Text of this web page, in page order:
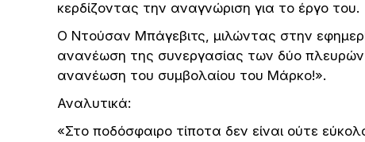
κερδίζοντας την αναγνώριση για το έργο του.
Ο Ντούσαν Μπάγεβιτς, μιλώντας στην
ανανέωση της συνεργασίας των δύο
ανανέωση του συμβολαίου του Μάρκο!».
Αναλυτικά:
«Στο ποδόσφαιρο τίποτα δεν είναι ούτε